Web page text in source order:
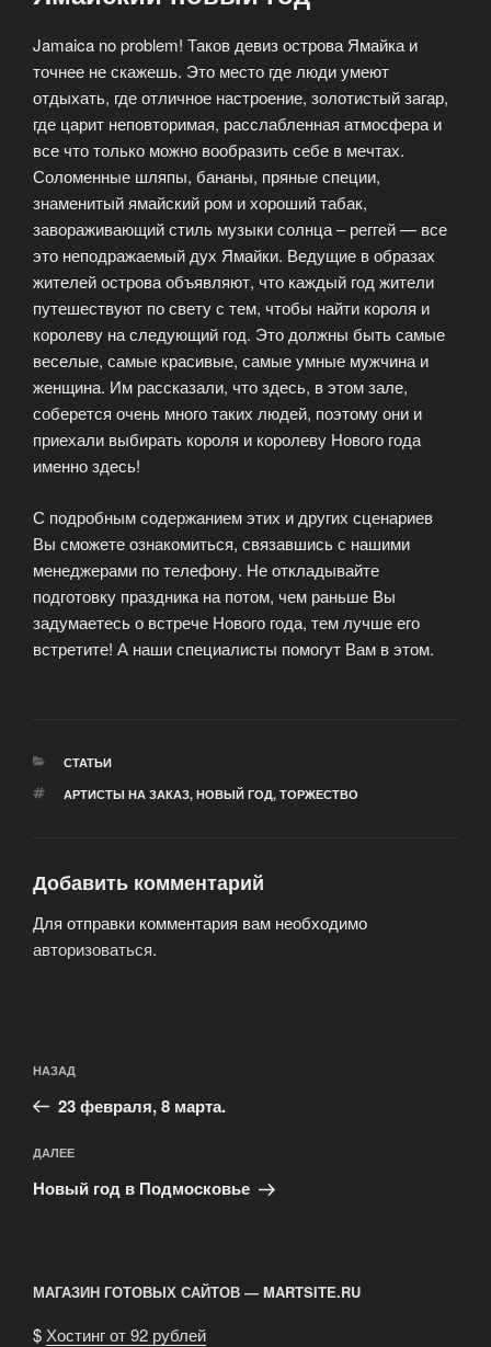
Jamaica no problem! Таков девиз острова Ямайка и
точнее не скажешь. Это место где люди умеют
отдыхать, где отличное настроение, золотистый загар,
где царит неповторимая, расслабленная атмосфера и
все что только можно вообразить себе в мечтах.
Соломенные шляпы, бананы, пряные специи,
знаменитый ямайский ром и хороший табак,
завораживающий стиль музыки солнца – реггей — все
это неподражаемый дух Ямайки. Ведущие в образах
жителей острова объявляют, что каждый год жители
путешествуют по свету с тем, чтобы найти короля и
королеву на следующий год. Это должны быть самые
веселые, самые красивые, самые умные мужчина и
женщина. Им рассказали, что здесь, в этом зале,
соберется очень много таких людей, поэтому они и
приехали выбирать короля и королеву Нового года
именно здесь!
С подробным содержанием этих и других сценариев
Вы сможете ознакомиться, связавшись с нашими
менеджерами по телефону. Не откладывайте
подготовку праздника на потом, чем раньше Вы
задумаетесь о встрече Нового года, тем лучше его
встретите! А наши специалисты помогут Вам в этом.
РУБРИКИ
СТАТЬИ
МЕТКИ
АРТИСТЫ НА ЗАКАЗ, НОВЫЙ ГОД, ТОРЖЕСТВО
Добавить комментарий
Для отправки комментария вам необходимо
авторизоваться.
по
записям
Предыдущая
запись:
НАЗАД
23 февраля, 8 марта.
Следующая
запись
ДАЛЕЕ
Новый год в Подмосковье
МАГАЗИН ГОТОВЫХ САЙТОВ — MARTSITE.RU
$ Хостинг от 92 рублей